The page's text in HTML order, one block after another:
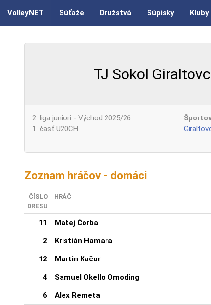
VolleyNET Súťaže Družstvá Súpisky Kluby
TJ Sokol
2. liga juniori - Východ 2025/26
1. časť U20CH
Zoznam hráčov - domáci
ČÍSLO
DRESU
HRÁČ
11 Matej Čorba
2 Kristián Hamara
12 Martin Kačur
4 Samuel Okello Omoding
6 Alex Remeta